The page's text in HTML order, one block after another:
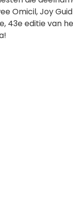
Omicil, Joy
43e editie van